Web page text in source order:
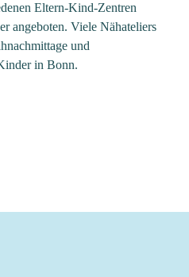
Eltern-Kind-Zentren
angeboten. Viele Nähateliers
und
in Bonn.